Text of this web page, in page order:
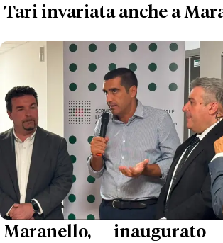
Tari invariata anche a
Maranello,